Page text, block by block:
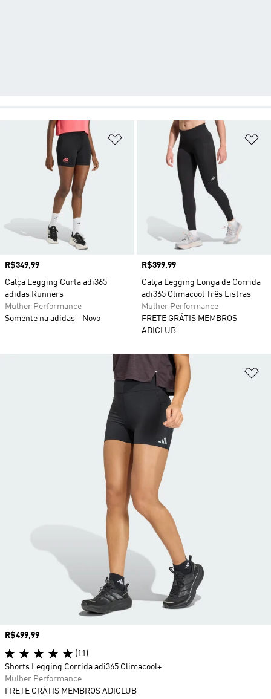
Adicionar à Lista de Desejos
Preço
R$349,99
Calça Legging Curta adi365
adidas Runners
Mulher Performance
Somente na adidas
Novo
Preço
R$399,99
Calça Legging Longa de Corrida
adi365 Climacool Três Listras
Mulher Performance
FRETE GRÁTIS MEMBROS
ADICLUB
Preço
R$499,99
(11)
Shorts Legging Corrida adi365 Climacool+
Mulher Performance
FRETE GRÁTIS MEMBROS ADICLUB